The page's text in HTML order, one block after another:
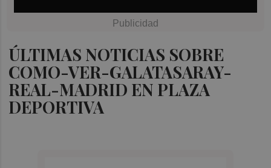
ÚLTIMAS NOTICIAS SOBRE
COMO-VER-GALATASARAY-
REAL-MADRID EN PLAZA
DEPORTIVA